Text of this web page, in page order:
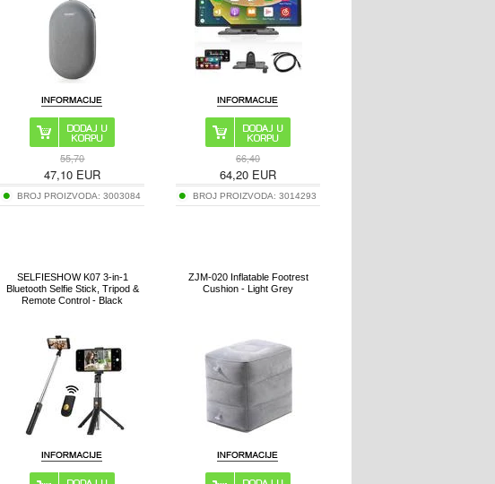
55,70
47,10 EUR
BROJ PROIZVODA:3003084
66,40
64,20 EUR
BROJ PROIZVODA:3014293
SELFIESHOW K07 3-in-1
Bluetooth Selfie Stick, Tripod &
Remote Control - Black
ZJM-020 Inflatable Footrest
Cushion - Light Grey